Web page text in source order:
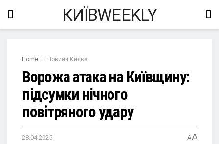
КИЇВWEEKLY
Home Новини Києва
Ворожа атака на Київщину:
підсумки нічного
повітряного удару
28.04.2025 AA